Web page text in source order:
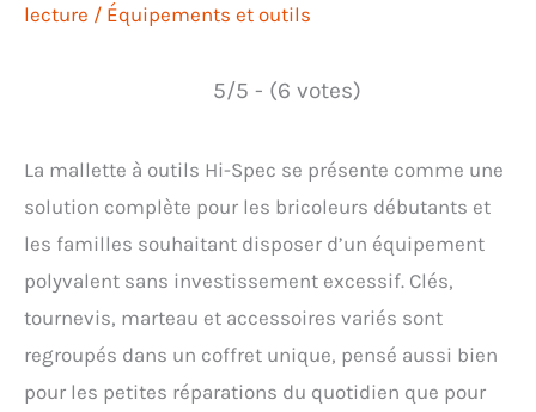
lecture / Équipements et outils
5/5 - (6 votes)
La mallette à outils Hi-Spec se présente comme une
solution complète pour les bricoleurs débutants et
les familles souhaitant disposer d’un équipement
polyvalent sans investissement excessif. Clés,
tournevis, marteau et accessoires variés sont
regroupés dans un coffret unique, pensé aussi bien
pour les petites réparations du quotidien que pour